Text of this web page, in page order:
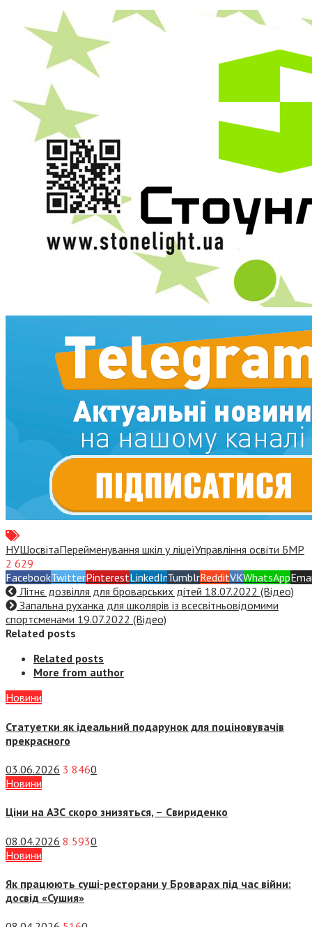
НУШосвітаПерейменування шкіл у ліцеїУправління освіти БМР
2 629
FacebookTwitterPinterestLinkedInTumblrRedditVKWhatsApp
Літнє дозвілля для броварських дітей 18.07.2022 (Відео)
Запальна руханка для школярів із всесвітньовідомими
спортсменами 19.07.2022 (Відео)
Related posts
Related posts
More from author
Новини
Статуетки як ідеальний подарунок для поціновувачів
прекрасного
03.06.2026 3 8460
Новини
Ціни на АЗС скоро знизяться, – Свириденко
08.04.2026 8 5930
Новини
Як працюють суші-ресторани у Броварах під час війни:
досвід «Сушия»